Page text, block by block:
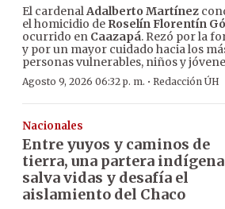
El cardenalAdalberto Martínez
el homicidio de Roselín Florentín
ocurrido en Caazapá. Rezó por la
y por un mayor cuidado hacia los
personas vulnerables, niños y
Agosto 9, 2026 06:32 p. m. · Redacción ÚH
Nacionales
Entre yuyos y caminos de
tierra, una partera indígena
salva vidas y desafía el
aislamiento del Chaco